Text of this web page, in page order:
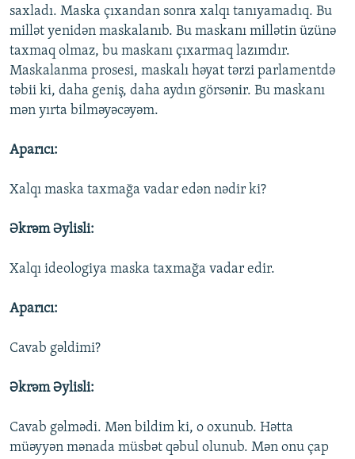
saxladı. Maska çıxandan sonra xalqı tanıyamadıq. Bu
millət yenidən maskalanıb. Bu maskanı millətin üzünə
taxmaq olmaz, bu maskanı çıxarmaq lazımdır.
Maskalanma prosesi, maskalı həyat tərzi parlamentdə
təbii ki, daha geniş, daha aydın görsənir. Bu maskanı
mən yırta bilməyəcəyəm.
Aparıcı:
Xalqı maska taxmağa vadar edən nədir ki?
Əkrəm Əylisli:
Xalqı ideologiya maska taxmağa vadar edir.
Aparıcı:
Cavab gəldimi?
Əkrəm Əylisli:
Cavab gəlmədi. Mən bildim ki, o oxunub. Hətta
müəyyən mənada müsbət qəbul olunub. Mən onu çap